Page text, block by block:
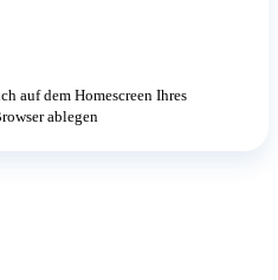
auf dem Homescreen Ihres
ablegen